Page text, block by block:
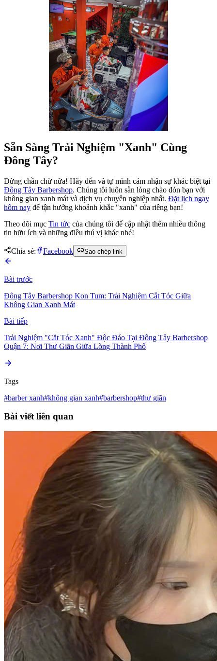
Sẵn Sàng Trải Nghiệm "Xanh" Cùng
Đông Tây?
Đừng chần chừ nữa! Hãy đến và tự mình cảm nhận sự khác biệt tại
Đông Tây Barbershop. Chúng tôi luôn sẵn lòng chào đón bạn với
không gian xanh mát và dịch vụ chuyên nghiệp nhất. Đặt lịch ngay
hôm nay để tận hưởng khoảnh khắc "xanh" của riêng bạn!
Theo dõi mục Tin tức của chúng tôi để cập nhật thêm nhiều thông
tin hữu ích và những điều thú vị khác nhé!
Chia sẻ: Facebook Sao chép link
Bài trước
Đông Tây Barbershop Kon Tum: Trải Nghiệm Cắt Tóc Giữa
Không Gian Xanh Mát
Bài tiếp
Trải Nghiệm "Cắt Tóc Xanh" Độc Đáo Tại Đông Tây Barbershop
Quận 7: Nơi Thư Giãn Giữa Lòng Thành Phố
Tags
#barber xanh#không gian xanh#barbershop#thư giãn
Bài viết liên quan